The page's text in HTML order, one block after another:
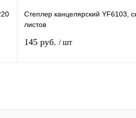
Степлер канцелярский YF6103,
листов
145 руб. / шт
Купить в 1 клик